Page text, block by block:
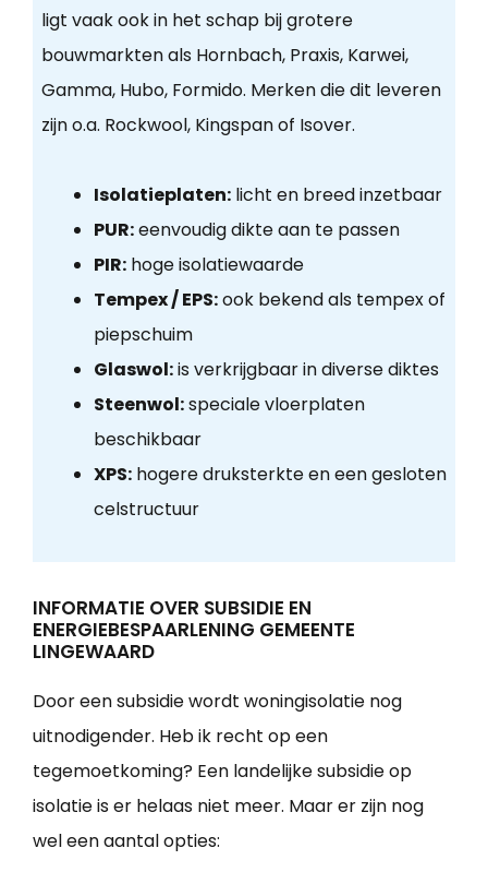
ligt vaak ook in het schap bij grotere
bouwmarkten als Hornbach, Praxis, Karwei,
Gamma, Hubo, Formido. Merken die dit leveren
zijn o.a. Rockwool, Kingspan of Isover.
Isolatieplaten:licht en breed inzetbaar
PUR:eenvoudig dikte aan te passen
PIR:hoge isolatiewaarde
Tempex / EPS:ook bekend als tempex of
piepschuim
Glaswol:is verkrijgbaar in diverse diktes
Steenwol:speciale vloerplaten
beschikbaar
XPS:hogere druksterkte en een gesloten
celstructuur
INFORMATIE OVER SUBSIDIE EN
ENERGIEBESPAARLENING GEMEENTE
LINGEWAARD
Door een subsidie wordt woningisolatie nog
uitnodigender. Heb ik recht op een
tegemoetkoming? Een landelijke subsidie op
isolatie is er helaas niet meer. Maar er zijn nog
wel een aantal opties: